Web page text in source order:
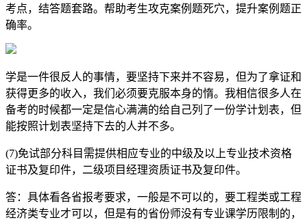
考点，结答题套路。帮助考生攻克案例题死穴，提升案例题正
确率。
学是一件很反人的事情，要坚持下来并不容易，但为了拿证和
获得更多的收入，我们必须要克服本身的惰。我相信很多人在
备考的时候都一定是信心满满的给自己列了一份学计划表，但
能按照计划表坚持下去的人并不多。
(7)免试部分科目需提供相应专业的中级及以上专业技术资格
证书及复印件，二级项目经理资质证书及复印件。
答：具体看各省报考要求，一般是不可以的，要工程类或工程
经济类专业才可以，但是有的省份师没有专业课学历限制的，